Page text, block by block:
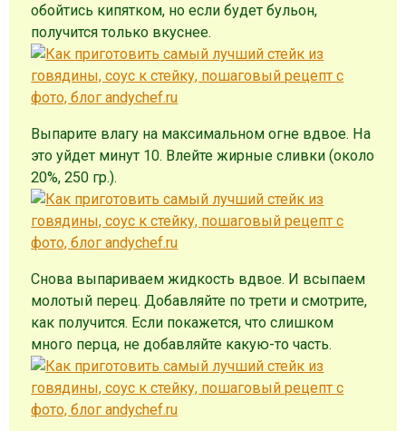
обойтись кипятком, но если будет бульон,
получится только вкуснее.
Выпарите влагу на максимальном огне вдвое. На
это уйдет минут 10. Влейте жирные сливки (около
20%, 250 гр.).
Снова выпариваем жидкость вдвое. И всыпаем
молотый перец. Добавляйте по трети и смотрите,
как получится. Если покажется, что слишком
много перца, не добавляйте какую-то часть.